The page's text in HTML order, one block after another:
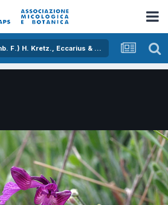
Anacamptis x gennarii (Rchb. F.) H. Kretz., Eccarius & H. Dietr.